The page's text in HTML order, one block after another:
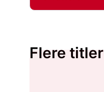
Flere titler